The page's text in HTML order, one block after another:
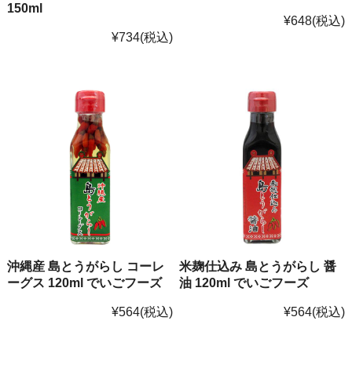
150ml
¥734(税込)
¥648(税込)
沖縄産 島とうがらし コーレ
ーグス 120ml でいごフーズ
¥564(税込)
米麹仕込み 島とうがらし 醤
油 120ml でいごフーズ
¥564(税込)